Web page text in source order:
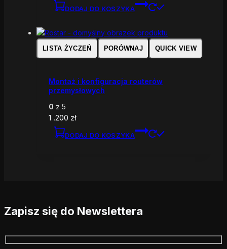
DODAJ DO KOSZYKA
LISTA ŻYCZEŃ PORÓWNAJ QUICK VIEW
Montaż i konfiguracja routerów
przemysłowych
0 z 5
1 .200 zł
DODAJ DO KOSZYKA
Zapisz się do Newslettera